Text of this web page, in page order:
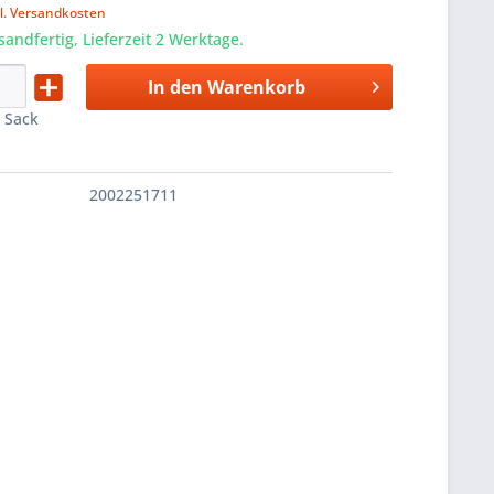
Versandkosten
Lieferzeit 2 Werktage.
Sack
In den Warenkorb
2002251711